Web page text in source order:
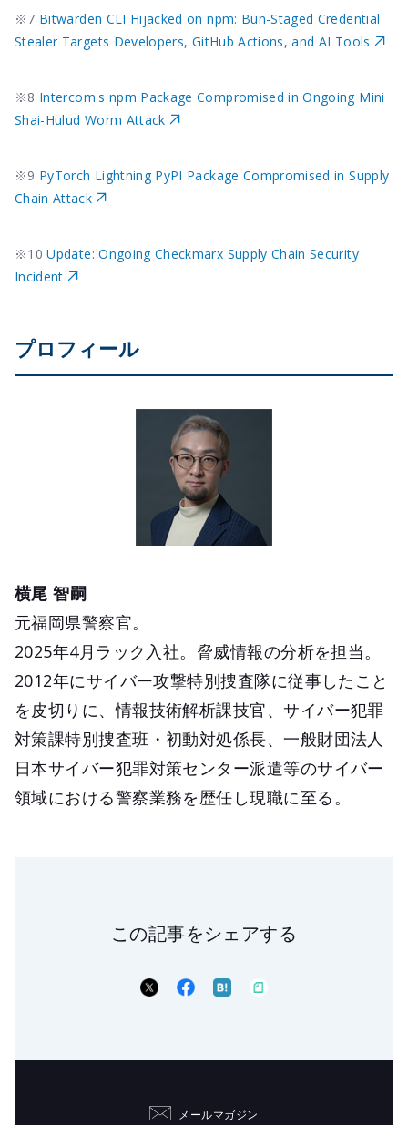
※7 Bitwarden CLI Hijacked on npm: Bun-Staged Credential
Stealer Targets Developers, GitHub Actions, and AI Tools
※8 Intercom's npm Package Compromised in Ongoing Mini
Shai-Hulud Worm Attack
※9 PyTorch Lightning PyPI Package Compromised in Supply
Chain Attack
※10Update: Ongoing Checkmarx Supply Chain Security
Incident
プロフィール
横尾 智嗣
元福岡県警察官。
2025年4月ラック入社。脅威情報の分析を担当。
2012年にサイバー攻撃特別捜査隊に従事したこと
を皮切りに、情報技術解析課技官、サイバー犯罪
対策課特別捜査班・初動対処係長、一般財団法人
日本サイバー犯罪対策センター派遣等のサイバー
領域における警察業務を歴任し現職に至る。
この記事をシェアする
メールマガジン